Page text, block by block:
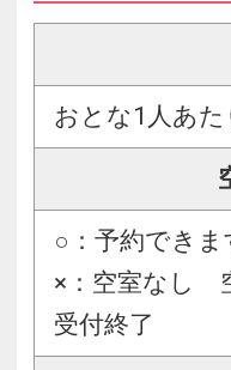
おとな1人あた
○：予約でき
×：空室なし
受付終了